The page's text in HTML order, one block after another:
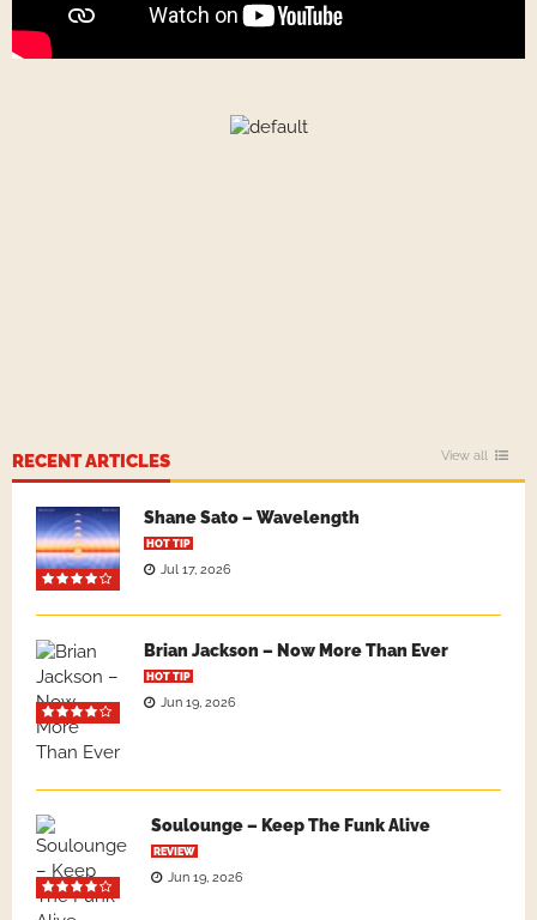
RECENT ARTICLES View all
Shane Sato – Wavelength
HOT TIP
Jul 17, 2026
Brian Jackson – Now More Than Ever
HOT TIP
Jun 19, 2026
Soulounge – Keep The Funk Alive
REVIEW
Jun 19, 2026